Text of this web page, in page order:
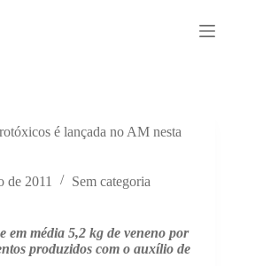
é lançada no AM nesta
de 2011 Sem categoria
em média 5,2 kg de veneno por
produzidos com o auxílio de